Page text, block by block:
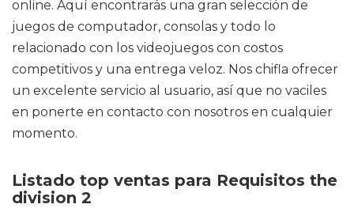
online. Aquí encontrarás una gran selección de
juegos de computador, consolas y todo lo
relacionado con los videojuegos con costos
competitivos y una entrega veloz. Nos chifla ofrecer
un excelente servicio al usuario, así que no vaciles
en ponerte en contacto con nosotros en cualquier
momento.
Listado top ventas para Requisitos the
division 2